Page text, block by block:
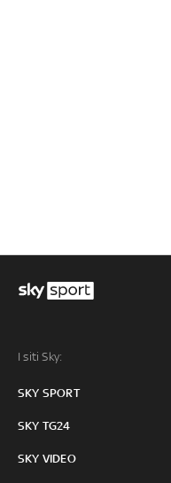
I siti Sky:
SKY SPORT
SKY TG24
SKY VIDEO